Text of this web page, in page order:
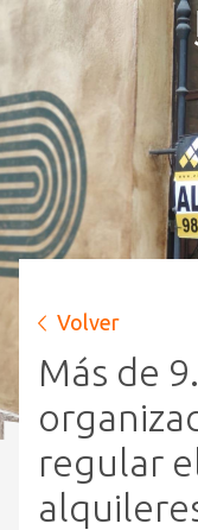
Volver
Más de
regular